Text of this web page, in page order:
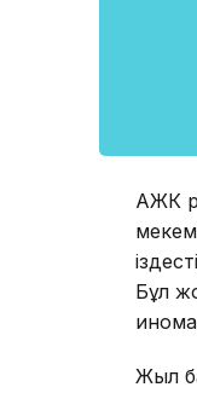
ҚАЖК
Бұл
Жыл